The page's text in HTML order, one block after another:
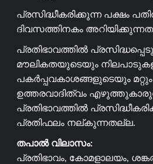
പ്രസിദ്ധീകരിക്കുന്ന പക്ഷം
ദിവസത്തിനകം
പ്രതിഭാവത്തിൽ
മൗലികതയുടെയും
പകർപ്പവകാശങ്ങളുടെയും
ഉത്തരവാദിത്വം
പ്രതിഭാവത്തിൽ
പ്രതിഫലം നല്കുന്നതല്ല.
തപാൽ വിലാസം:
പ്രതിഭാവം, കോമളാലയം,